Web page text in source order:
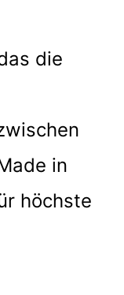
die
in
höchste